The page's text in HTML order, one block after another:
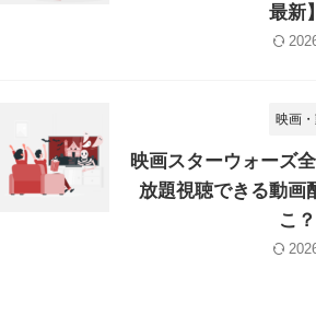
最新】
映画
映画スターウォーズ
放題視聴できる動画
こ？